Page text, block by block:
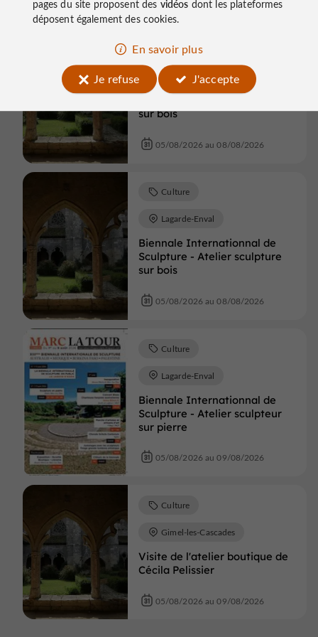
Biennale Internationnal de
sur bois
05/08/2026 au 08/08/2026
Biennale Internationnal de
Sculpture - Atelier sculpture
sur bois
Culture
Lagarde-Enval
05/08/2026 au 08/08/2026
Biennale Internationnal de
Sculpture - Atelier sculpteur
sur pierre
Culture
Lagarde-Enval
05/08/2026 au 09/08/2026
Visite de l'atelier boutique de
Cécila Pelissier
Culture
Gimel-les-Cascades
05/08/2026 au 09/08/2026
pages du site proposent des vidéos dont les plateformes
déposent également des cookies.
En savoir plus
Je refuse
J'accepte